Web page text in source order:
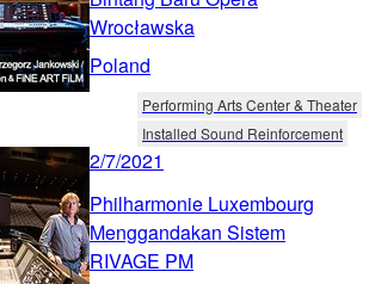
Wrocławska
Poland
Performing Arts Center & Theater
Installed Sound Reinforcement
2/7/2021
Philharmonie Luxembourg
Menggandakan Sistem
RIVAGE PM